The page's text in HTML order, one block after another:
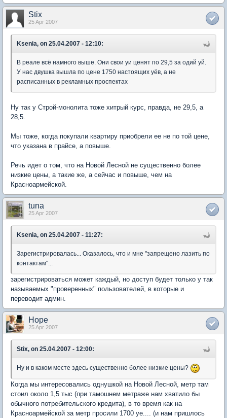
Stix
25 Apr 2007
Ksenia, on 25.04.2007 - 12:10:
В реале всё намного выше. Они свои уи ценят по 29,5 за одий уй.
У нас двушка вышла по цене 1750 настоящих уёв, а не
расписанных в рекламных проспектах
Ну так у Строй-монолита тоже хитрый курс, правда, не 29,5, а
28,5.
Мы тоже, когда покупали квартиру приобрели ее не по той цене,
что указана в прайсе, а повыше.
Речь идет о том, что на Новой Лесной не существенно более
низкие цены, а такие же, а сейчас и повыше, чем на
Красноармейской.
tuna
25 Apr 2007
Ksenia, on 25.04.2007 - 11:27:
Зарегистрировалась... Оказалось, что и мне "запрещено лазить по
контактам"...
зарегистрироваться может каждый, но доступ будет только у так
называемых "проверенных" пользователей, в которые и
переводит админ.
Hope
25 Apr 2007
Stix, on 25.04.2007 - 12:00:
Ну и в каком месте здесь существенно более низкие цены?
Когда мы интересовались однушкой на Новой Лесной, метр там
стоил около 1,5 тыс (при тамошнем метраже нам хватило бы
обычного потребительского кредита), в то время как на
Красноармейской за метр просили 1700 уе.... (и нам пришлось